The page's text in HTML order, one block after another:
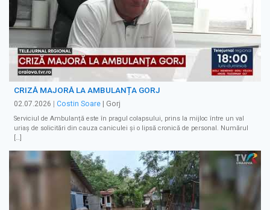
CRIZĂ MAJORĂ LA AMBULANȚA GORJ
02.07.2026 Costin Soare | Gorj
Serviciul de Ambulanță este în pragul colapsului, prins la mijloc între un val
uriaș de solicitări din cauza caniculei și o lipsă cronică de personal. Numărul
[…]